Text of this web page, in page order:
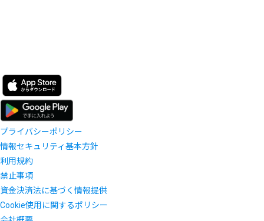
プライバシーポリシー
情報セキュリティ基本方針
利用規約
禁止事項
資金決済法に基づく情報提供
Cookie使用に関するポリシー